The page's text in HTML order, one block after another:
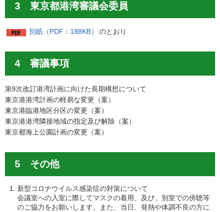
3 東京都港湾審議会委員
別紙（PDF：188KB） のとおり
4 審議事項
第9次改訂港湾計画に向けた長期構想について
東京港港湾計画の軽易な変更（案）
東京港臨港地区分区の変更（案）
東京港港湾隣接地域の指定及び解除（案）
東京都海上公園計画の変更（案）
5 その他
新型コロナウイルス感染症の対策について
会議室への入室に際してマスクの着用、及び、別室での傍聴等
のご協力をお願いします。また、当日、発熱や体調不良の方に